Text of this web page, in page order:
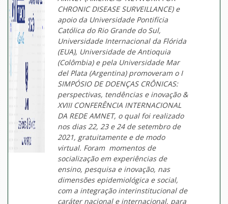
CHRONIC DISEASE SURVEILLANCE) e
apoio da Universidade Pontifícia
Católica do Rio Grande do Sul,
Universidade Internacional da Flórida
(EUA), Universidade de Antioquia
(Colômbia) e pela Universidade Mar
del Plata (Argentina) promoveram o I
SIMPÓSIO DE DOENÇAS CRÔNICAS:
perspectivas, tendências e inovação &
XVIII CONFERÊNCIA INTERNACIONAL
DA REDE AMNET, o qual foi realizado
nos dias 22, 23 e 24 de setembro de
2021, gratuitamente e de modo
virtual. Foram momentos de
socialização em experiências de
ensino, pesquisa e inovação, nas
dimensões epidemiológica e social,
com a integração interinstitucional de
caráter nacional e internacional, para